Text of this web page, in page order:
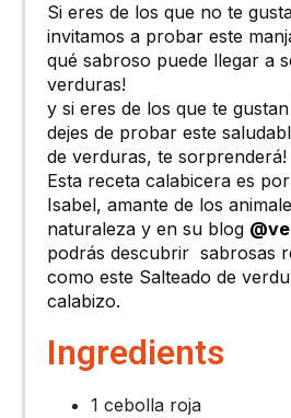
Si eres de los que no te
invitamos a probar este
qué sabroso puede llegar a
verduras!
y si eres de los que te
dejes de probar este
de verduras, te sorprenderá!
Esta receta calabicera es
Isabel, amante de los
naturaleza y en su blog
podrás descubrir sabrosas
como este Salteado de
calabizo.
Ingredients
1 cebolla roja